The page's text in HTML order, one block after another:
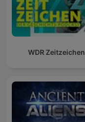
WDR Zeitzeichen